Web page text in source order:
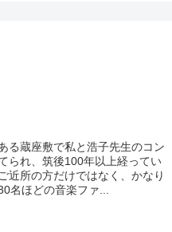
る蔵座敷で私と浩子先生のコン
られ、筑後100年以上経ってい
近所の方だけではなく、かなり
名ほどの音楽ファ...